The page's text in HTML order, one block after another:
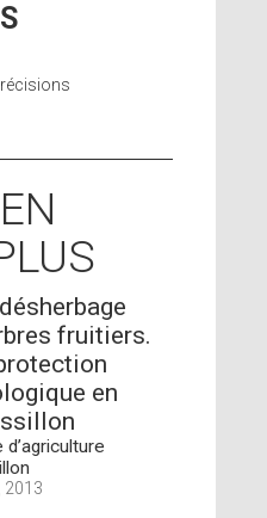
fruitiers.
en
2013